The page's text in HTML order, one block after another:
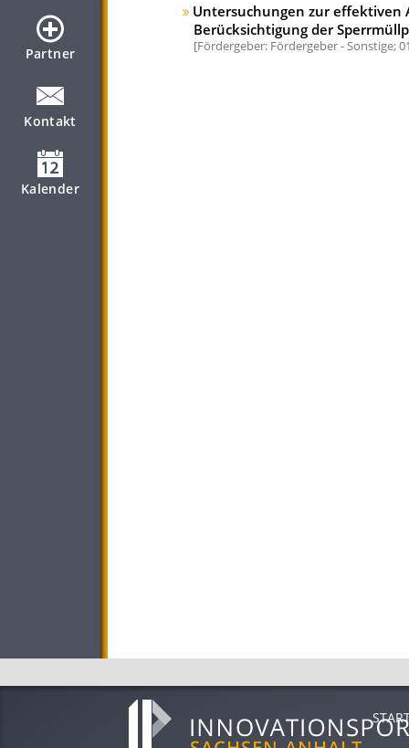
Partner
Kontakt
Kalender
Untersuchungen zur effektiven
Berücksichtigung der
Fördergeber: Fördergeber - Sonstige;